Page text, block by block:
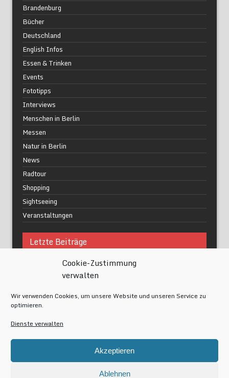
Cookie-Zustimmung
verwalten
Wir verwenden Cookies, um unsere Website und unseren Service zu
optimieren.
Dienste verwalten
Akzeptieren
Ablehnen
Brandenburg
Bücher
Deutschland
English Infos
Essen & Trinken
Events
Fototipps
Interviews
Menschen in Berlin
Messen
Natur in Berlin
News
Radtour
Shopping
Sightseeing
Veranstaltungen
Letzte Beiträge
Was macht urbane Lebensqualität wirklich aus?
Grüne Oasen in Berlin
Festival of Lights Berlin 2024
Gesund schlafen im modernen Alltag